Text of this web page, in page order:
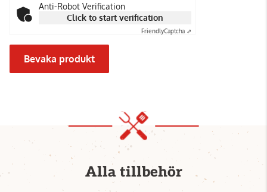
Anti-Robot Verification
Click to start verification
FriendlyCaptcha ⇗
Bevaka produkt
Alla tillbehör